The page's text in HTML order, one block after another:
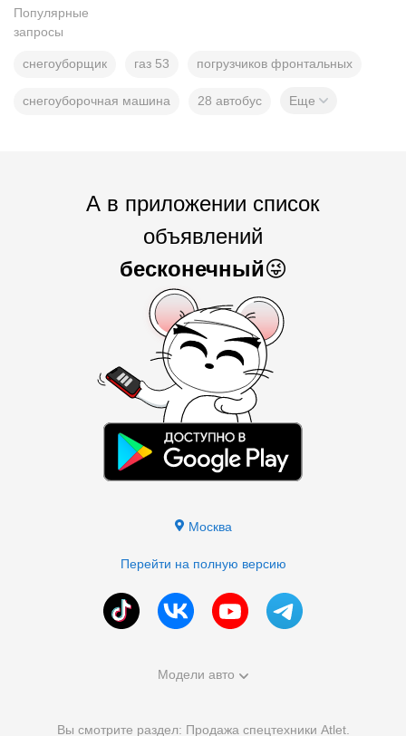
Популярные
запросы
снегоуборщик газ 53 погрузчиков фронтальных
снегоуборочная машина 28 автобус Еще
А в приложении список
объявлений
бесконечный😜
Москва
Перейти на полную версию
Модели авто
Вы смотрите раздел: Продажа спецтехники Atlet.